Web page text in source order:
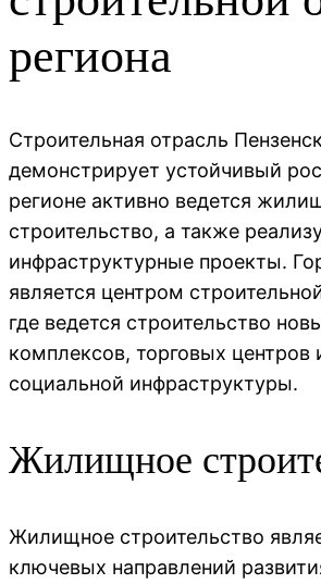
региона
Строительная отрасль
демонстрирует устойчивый
регионе активно ведется
строительство, а также
инфраструктурные проекты.
является центром
где ведется строительство
комплексов, торговых центров
социальной инфраструктуры.
Жилищное
Жилищное строительство
ключевых направлений